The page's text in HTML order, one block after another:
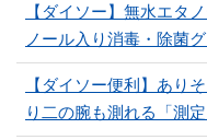
【ダイソー】無水エタ
ノール入り消毒・除菌
【ダイソー便利】あり
り二の腕も測れる「測